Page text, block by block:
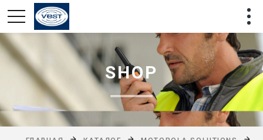
SHOP